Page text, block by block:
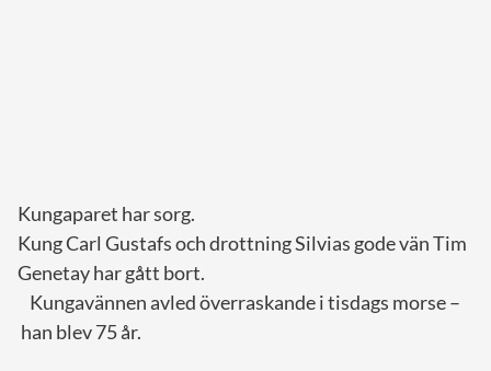
Kungaparet har sorg.
Kung Carl Gustafs och drottning Silvias gode vän Tim
Genetay har gått bort.
Kungavännen avled överraskande i tisdags morse –
han blev 75 år.